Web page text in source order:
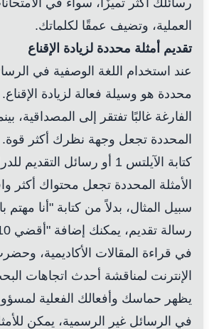
رسائلك أكثر تميزًا، سواء في
العملية، وتضيف عمقًا لكلماتك.
تقديم أمثلة محددة لزيادة الإقناع
عند استخدام اللغة الوصفية في
محددة هو وسيلة فعالة لزيادة
الفارغة غالبًا تفتقر إلى المصداقية،
المحددة تجعل وجهة نظرك أكثر
كتابة الآيلتس 1 أو رسائل
الأمثلة المحددة تجعل محتواك أكثر
سبيل المثال، بدلاً من كتابة "أنا مهتم
في قراءة المقالات الأكاديمية،
الإنترنت لمناقشة أحدث اتجاهات
يظهر حماسك وأفعالك الفعلية
في الرسائل غير الرسمية، يمكن